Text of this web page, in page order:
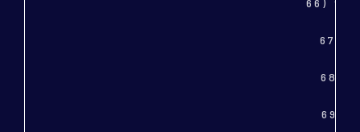
66) ジ
67)
68)
69)